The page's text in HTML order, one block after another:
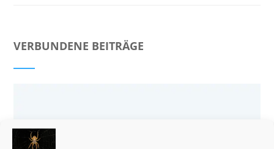
VERBUNDENE BEITRÄGE